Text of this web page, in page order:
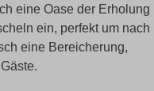
eine Oase der Erholung
ein, perfekt um nach
eine Bereicherung,